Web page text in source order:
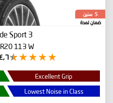
5 سنين
ضمان لمدة
Sport 3
113 W
٤٫٦/5
Excellent Grip
Lowest Noise in Class